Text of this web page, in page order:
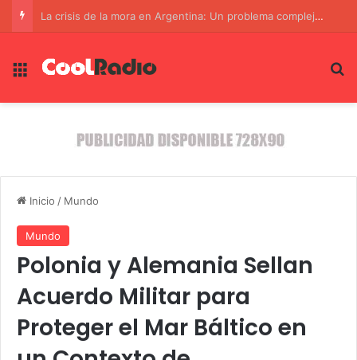
La crisis de la mora en Argentina: Un problema complejo que requiere soluciones duraderas
Menú
Inicio / Mundo
Mundo
Polonia y Alemania Sellan
Acuerdo Militar para
Proteger el Mar Báltico en